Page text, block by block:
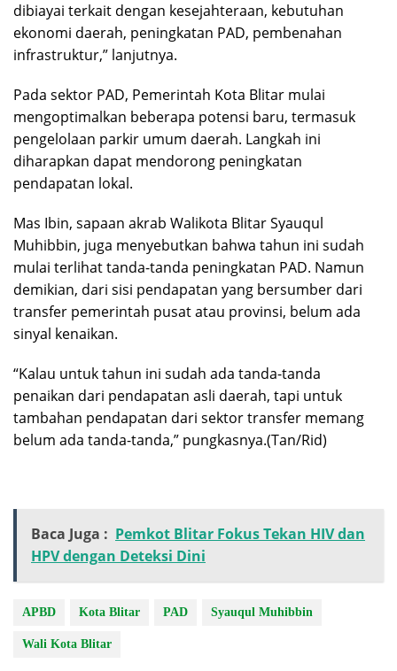
dibiayai terkait dengan kesejahteraan, kebutuhan
ekonomi daerah, peningkatan PAD, pembenahan
infrastruktur,” lanjutnya.
Pada sektor PAD, Pemerintah Kota Blitar mulai
mengoptimalkan beberapa potensi baru, termasuk
pengelolaan parkir umum daerah. Langkah ini
diharapkan dapat mendorong peningkatan
pendapatan lokal.
Mas Ibin, sapaan akrab Walikota Blitar Syauqul
Muhibbin, juga menyebutkan bahwa tahun ini sudah
mulai terlihat tanda-tanda peningkatan PAD. Namun
demikian, dari sisi pendapatan yang bersumber dari
transfer pemerintah pusat atau provinsi, belum ada
sinyal kenaikan.
“Kalau untuk tahun ini sudah ada tanda-tanda
penaikan dari pendapatan asli daerah, tapi untuk
tambahan pendapatan dari sektor transfer memang
belum ada tanda-tanda,” pungkasnya.(Tan/Rid)
Baca Juga : Pemkot Blitar Fokus Tekan HIV dan
HPV dengan Deteksi Dini
APBD Kota Blitar PAD Syauqul Muhibbin
Wali Kota Blitar